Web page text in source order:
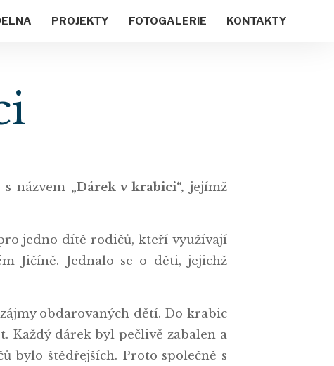
PROJEKTY FOTOGALERIE KONTAKTY
názvem „Dárek v krabici“, jejímž
jedno dítě rodičů, kteří využívají
Jičíně. Jednalo se o děti, jejichž
obdarovaných dětí. Do krabic
Každý dárek byl pečlivě zabalen a
bylo štědřejších. Proto společně s